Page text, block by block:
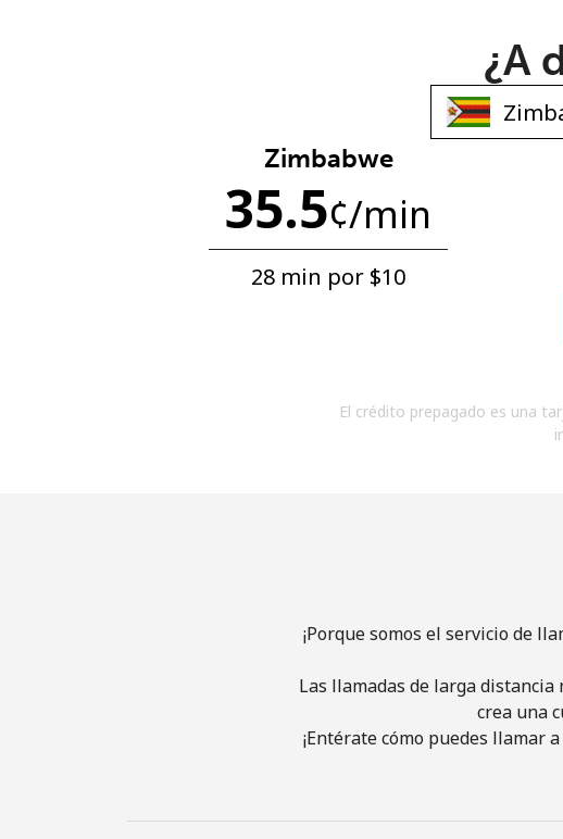
¿A
Zimbabwe
35.5¢/min
28 min por ⁦$10⁩
El crédito prepagado es una
¡Porque somos el servicio de
Las llamadas de larga
crea una
¡Entérate cómo puedes llamar